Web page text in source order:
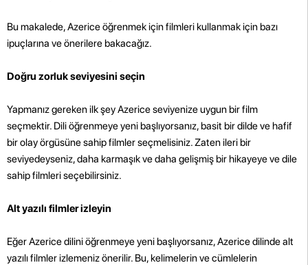
Bu makalede, Azerice öğrenmek için filmleri kullanmak için bazı
ipuçlarına ve önerilere bakacağız.
Doğru zorluk seviyesini seçin
Yapmanız gereken ilk şey Azerice seviyenize uygun bir film
seçmektir. Dili öğrenmeye yeni başlıyorsanız, basit bir dilde ve hafif
bir olay örgüsüne sahip filmler seçmelisiniz. Zaten ileri bir
seviyedeyseniz, daha karmaşık ve daha gelişmiş bir hikayeye ve dile
sahip filmleri seçebilirsiniz.
Alt yazılı filmler izleyin
Eğer Azerice dilini öğrenmeye yeni başlıyorsanız, Azerice dilinde alt
yazılı filmler izlemeniz önerilir. Bu, kelimelerin ve cümlelerin